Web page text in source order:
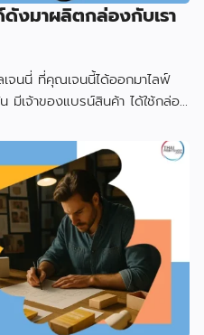
งมาผลิตกล่องกับเรา
จนนี่ ที่คุณเจนนี้ได้ออกมาไลฟ์
มีเจ้าของแบรน์สินค้า ได้ใช้กล่อง